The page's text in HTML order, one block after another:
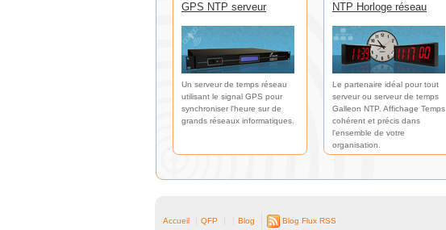
GPS NTP serveur
Un serveur de temps réseau
utilisant le signal GPS pour
synchroniser l'heure sur de
grands réseaux informatiques.
NTP Horloge réseau
Le partenaire idéal pour tout
serveur ou serveur de temps
Galleon NTP. Affichage Temps
cohérent et précis dans
l'ensemble de votre
organisation.
Accueil QFP Blog Blog Flux RSS